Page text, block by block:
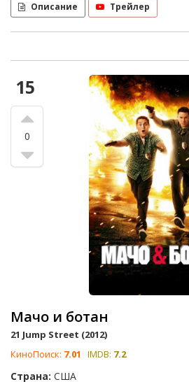
Описание Трейлер
15
0
Мачо и ботан
21 Jump Street (2012)
КиноПоиск: 7.01 IMDB: 7.2
Страна: США